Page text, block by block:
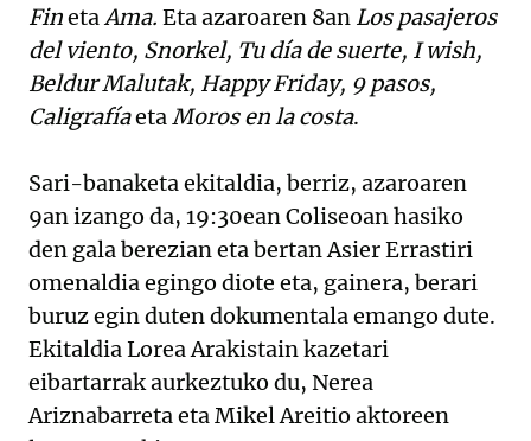
FinetaAma. Eta azaroaren 8an Los pasajeros
del viento, Snorkel, Tu día de suerte, I wish,
Beldur Malutak, Happy Friday, 9 pasos,
CaligrafíaetaMoros en la costa.
Sari-banaketa ekitaldia, berriz, azaroaren
9an izango da, 19:30ean Coliseoan hasiko
den gala berezian eta bertan Asier Errastiri
omenaldia egingo diote eta, gainera, berari
buruz egin duten dokumentala emango dute.
Ekitaldia Lorea Arakistain kazetari
eibartarrak aurkeztuko du, Nerea
Ariznabarreta eta Mikel Areitio aktoreen